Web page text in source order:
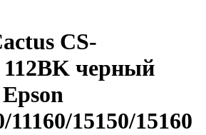
CS-
112BK черный
11160/15150/15160